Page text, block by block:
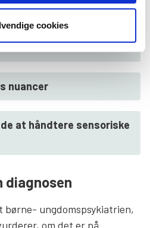
cookies
nuancer
at håndtere sensoriske
diagnosen
børne- ungdomspsykiatrien,
om det er på